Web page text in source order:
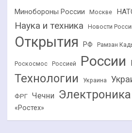
Минобороны России Москве
Наука и техника Новости
Открытия РФ Рамзан
Роскосмос Россией России
Технологии Украина
ФРГ Чечни Электроника
«Ростех»